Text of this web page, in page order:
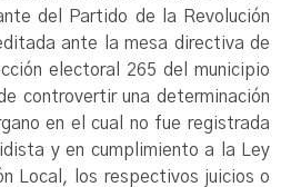
del Partido de la Revolución
ante la mesa directiva de
electoral 265 del municipio
controvertir una determinación
en el cual no fue registrada
y en cumplimiento a la Ley
Local, los respectivos juicios o